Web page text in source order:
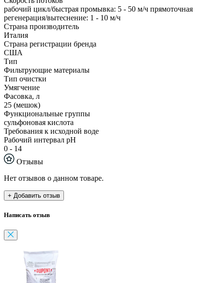
рабочий цикл/быстрая промывка: 5 - 50 м/ч прямоточная
регенерация/вытеснение: 1 - 10 м/ч
Страна производитель
Италия
Страна регистрации бренда
США
Тип
Фильтрующие материалы
Тип очистки
Умягчение
Фасовка, л
25 (мешок)
Функциональные группы
сульфоновая кислота
Требования к исходной воде
Рабочий интервал рН
0 - 14
Отзывы
Нет отзывов о данном товаре.
+ Добавить отзыв
Написать отзыв